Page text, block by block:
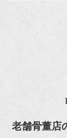
老舗骨董店